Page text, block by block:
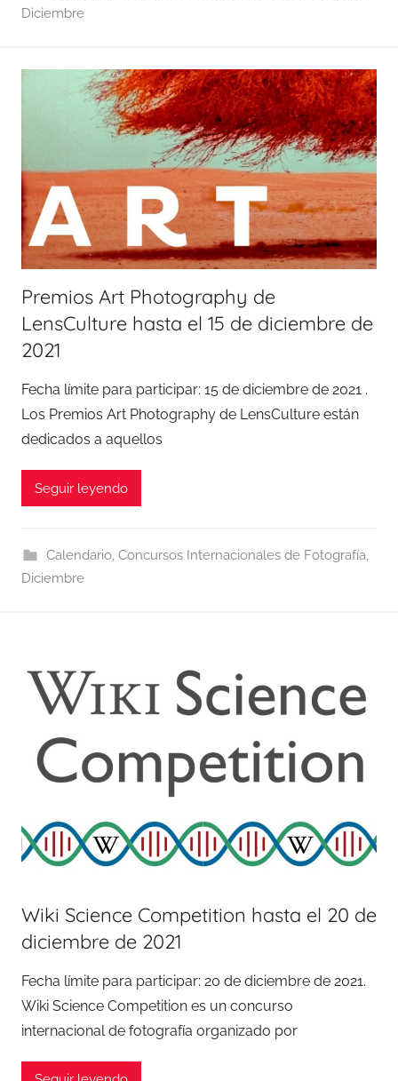
Diciembre
Premios Art Photography de
LensCulture hasta el 15 de diciembre de
2021
Fecha límite para participar: 15 de diciembre de 2021 .
Los Premios Art Photography de LensCulture están
dedicados a aquellos
Seguir leyendo
Calendario, Concursos Internacionales de Fotografía,
Diciembre
Wiki Science Competition hasta el 20 de
diciembre de 2021
Fecha límite para participar: 20 de diciembre de 2021.
Wiki Science Competition es un concurso
internacional de fotografía organizado por